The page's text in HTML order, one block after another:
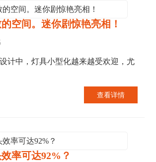
空间。迷你剧惊艳亮相！
计中，灯具小型化越来越受欢迎，尤
查看详情
率可达92%？